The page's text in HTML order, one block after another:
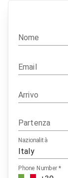
Nome
Email
Arrivo
Partenza
Nazionalità
Phone Number *